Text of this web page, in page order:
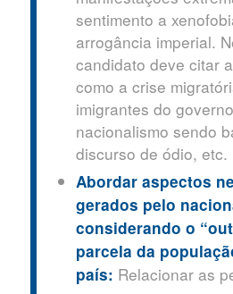
sentimento a
arrogância imperial.
candidato deve citar
como a crise
imigrantes do
nacionalismo sendo
discurso de ódio, etc.
Abordar aspectos
gerados pelo
considerando o
parcela da
país: Relacionar as